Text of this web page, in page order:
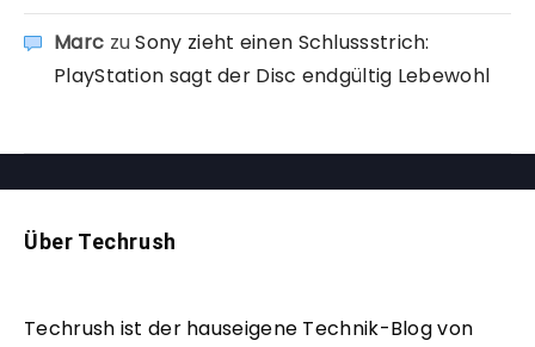
Marc zuSony zieht einen Schlussstrich:
PlayStation sagt der Disc endgültig Lebewohl
Über Techrush
Techrush ist der hauseigene Technik-Blog von